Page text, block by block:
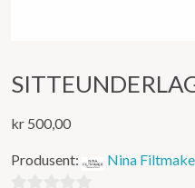
kr 500,00
Produsent: Nina